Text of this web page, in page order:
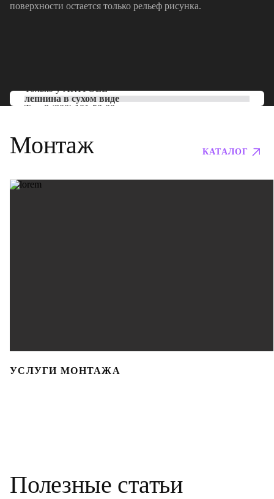
поверхности остается только рельеф рисунка.
Только уARTPOLE
лепнина в сухом виде
Тел: 8 (800) 101-53-00
Монтаж КАТАЛОГ
УСЛУГИ МОНТАЖА
Полезные статьи